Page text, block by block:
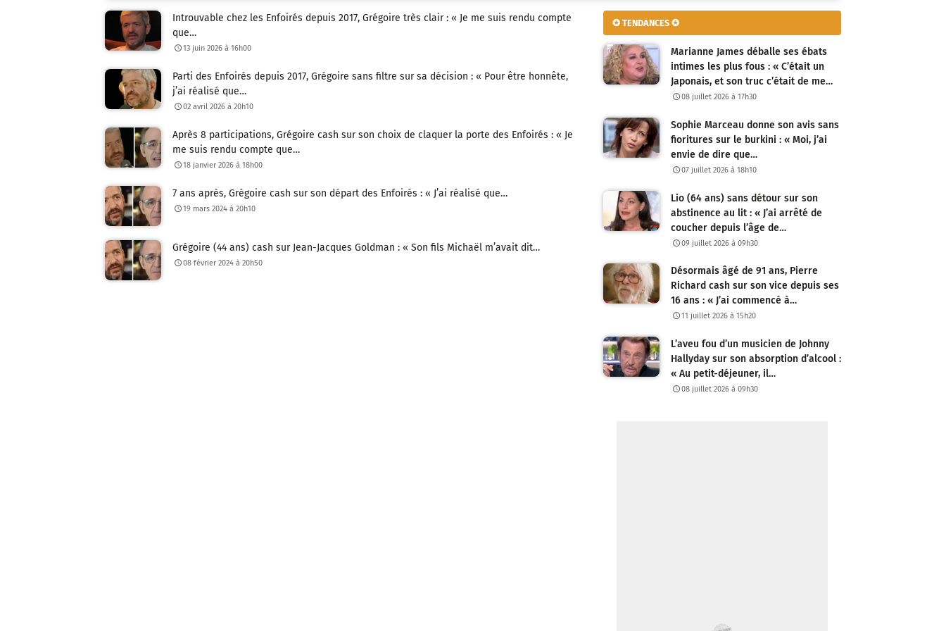
Introuvable chez les Enfoirés depuis 2017, Grégoire très clair : « Je me suis rendu compte
que…
13 juin 2026 à 16h00
Parti des Enfoirés depuis 2017, Grégoire sans filtre sur sa décision : « Pour être honnête,
j’ai réalisé que…
02 avril 2026 à 20h10
Après 8 participations, Grégoire cash sur son choix de claquer la porte des Enfoirés : « Je
me suis rendu compte que…
18 janvier 2026 à 18h00
7 ans après, Grégoire cash sur son départ des Enfoirés : « J’ai réalisé que…
19 mars 2024 à 20h10
Grégoire (44 ans) cash sur Jean-Jacques Goldman : « Son fils Michaël m’avait dit…
08 février 2024 à 20h50
✪ TENDANCES ✪
Marianne James déballe ses ébats
intimes les plus fous : « C’était un
Japonais, et son truc c’était de me…
08 juillet 2026 à 17h30
Sophie Marceau donne son avis sans
fioritures sur le burkini : « Moi, j’ai
envie de dire que…
07 juillet 2026 à 18h10
Lio (64 ans) sans détour sur son
abstinence au lit : « J’ai arrêté de
coucher depuis l’âge de…
09 juillet 2026 à 09h30
Désormais âgé de 91 ans, Pierre
Richard cash sur son vice depuis ses
16 ans : « J’ai commencé à…
11 juillet 2026 à 15h20
L’aveu fou d’un musicien de Johnny
Hallyday sur son absorption d’alcool :
« Au petit-déjeuner, il…
08 juillet 2026 à 09h30